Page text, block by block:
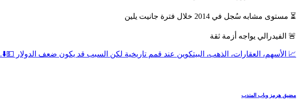
⏳ مستوى مشابه سُجل في 2014 خلال فترة جانيت يلين
🚨 الفيدرالي يواجه أزمة ثقة
📈 الأسهم، العقارات، الذهب، البيتكوين عند قمم تاريخية لكن السبب قد يكون ضعف الدولار 💵⬇️.
مضيق هرمز وباب المندب